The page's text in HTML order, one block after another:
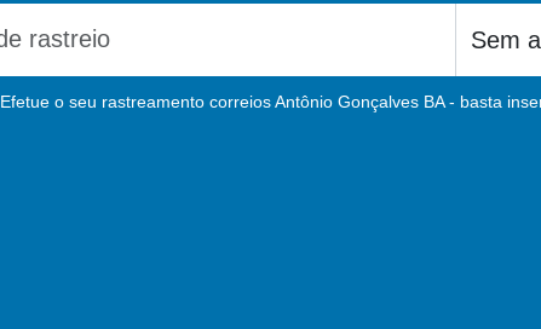
Efetue o seu rastreamento correios Antônio Gonçalves BA - basta